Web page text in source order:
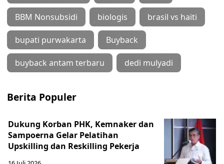
BBM Nonsubsidi biologis brasil vs haiti
bupati purwakarta Buyback
buyback antam terbaru dedi mulyadi
Berita Populer
Dukung Korban PHK, Kemnaker dan
Sampoerna Gelar Pelatihan
Upskilling dan Reskilling Pekerja